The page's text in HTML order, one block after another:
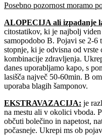
Posebno pozornost moramo
ALOPECIJA ali izpadanje
citostatikov, ki je najbolj
samopodobo B. Pojavi se 2-
stopnje, ki je odvisna od
kombinacije zdravljenja.
danes uporabljamo kapo, s
lasišča največ 50-60min. B
uporaba blagih šamponov.
EKSTRAVAZACIJA: je
na mestu ali v okolici vboda.
občuti bolečino in napetost,
počasneje. Ukrepi ms ob